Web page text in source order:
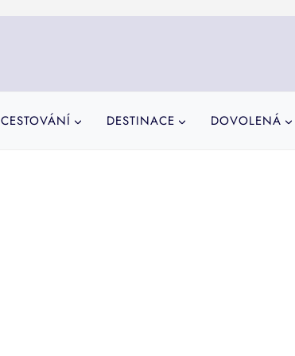
CESTOVÁNÍ DESTINACE DOVOLENÁ